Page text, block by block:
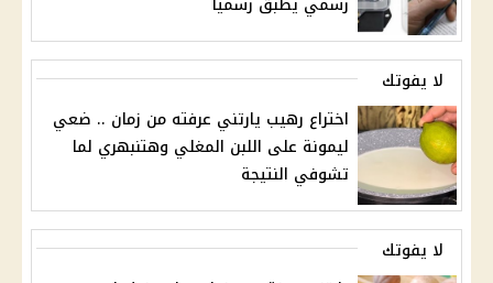
لا يفوتك
اختراع رهيب يارتني عرفته من زمان .. ضعي
ليمونة على اللبن المغلي وهتنبهري لما
تشوفي النتيجة
لا يفوتك